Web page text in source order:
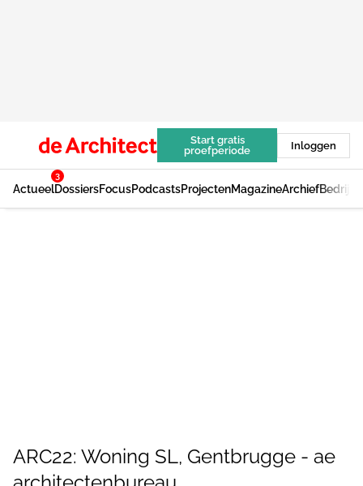
Start gratis
proefperiode
Inloggen
Actueel
3
DossiersFocusPodcastsProjectenMagazineArchief
ARC22: Woning SL, Gentbrugge - ae